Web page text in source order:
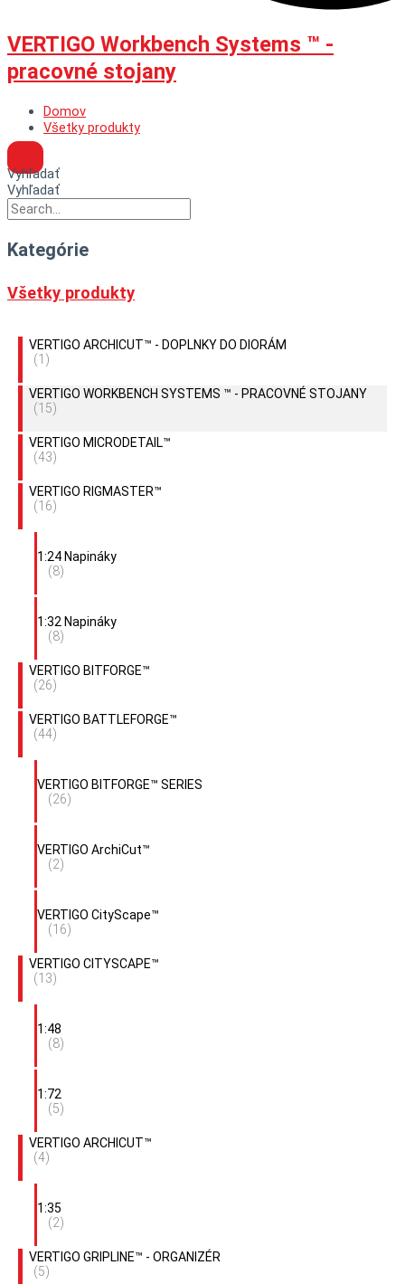
VERTIGO Workbench Systems ™ -
pracovné stojany
Domov
Všetky produkty
Vyhľadať
Vyhľadať
Kategórie
Všetky produkty
VERTIGO ARCHICUT™ - DOPLNKY DO DIORÁM
(1)
VERTIGO WORKBENCH SYSTEMS ™ - PRACOVNÉ STOJANY
(15)
VERTIGO MICRODETAIL™
(43)
VERTIGO RIGMASTER™
(16)
1:24 Napináky
(8)
1:32 Napináky
(8)
VERTIGO BITFORGE™
(26)
VERTIGO BATTLEFORGE™
(44)
VERTIGO BITFORGE™ SERIES
(26)
VERTIGO ArchiCut™
(2)
VERTIGO CityScape™
(16)
VERTIGO CITYSCAPE™
(13)
1:48
(8)
1:72
(5)
VERTIGO ARCHICUT™
(4)
1:35
(2)
VERTIGO GRIPLINE™ - ORGANIZÉR
(5)